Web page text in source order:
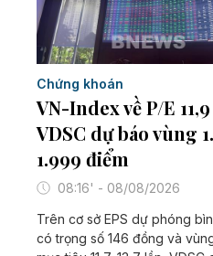
Chứng khoán
VN-Index về P/E
VDSC dự báo vùng
1.999 điểm
08:16' - 08/08/2026
Trên cơ sở EPS dự phóng
có trọng số 146 đồng và